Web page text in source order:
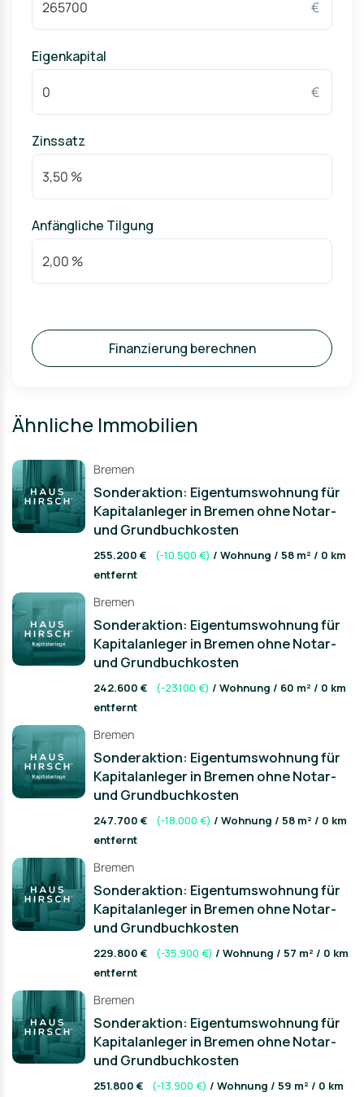
€
Eigenkapital
€
Zinssatz
Anfängliche Tilgung
Finanzierung berechnen
Ähnliche Immobilien
Bremen
Sonderaktion: Eigentumswohnung für
Kapitalanleger in Bremen ohne Notar-
und Grundbuchkosten
255.200 € (-10.500 €) / Wohnung / 58 m² / 0 km
entfernt
Bremen
Sonderaktion: Eigentumswohnung für
Kapitalanleger in Bremen ohne Notar-
und Grundbuchkosten
242.600 € (-23.100 €) / Wohnung / 60 m² / 0 km
entfernt
Bremen
Sonderaktion: Eigentumswohnung für
Kapitalanleger in Bremen ohne Notar-
und Grundbuchkosten
247.700 € (-18.000 €) / Wohnung / 58 m² / 0 km
entfernt
Bremen
Sonderaktion: Eigentumswohnung für
Kapitalanleger in Bremen ohne Notar-
und Grundbuchkosten
229.800 € (-35.900 €) / Wohnung / 57 m² / 0 km
entfernt
Bremen
Sonderaktion: Eigentumswohnung für
Kapitalanleger in Bremen ohne Notar-
und Grundbuchkosten
251.800 € (-13.900 €) / Wohnung / 59 m² / 0 km